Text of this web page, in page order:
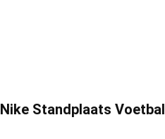
Nike Standplaats Voetbal